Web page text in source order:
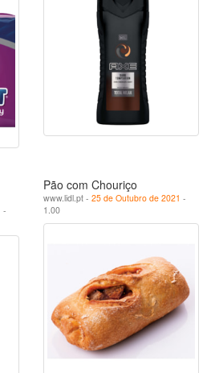
-
Pão com Chouriço
www.lidl.pt - 25 de Outubro de 2021 -
1.00